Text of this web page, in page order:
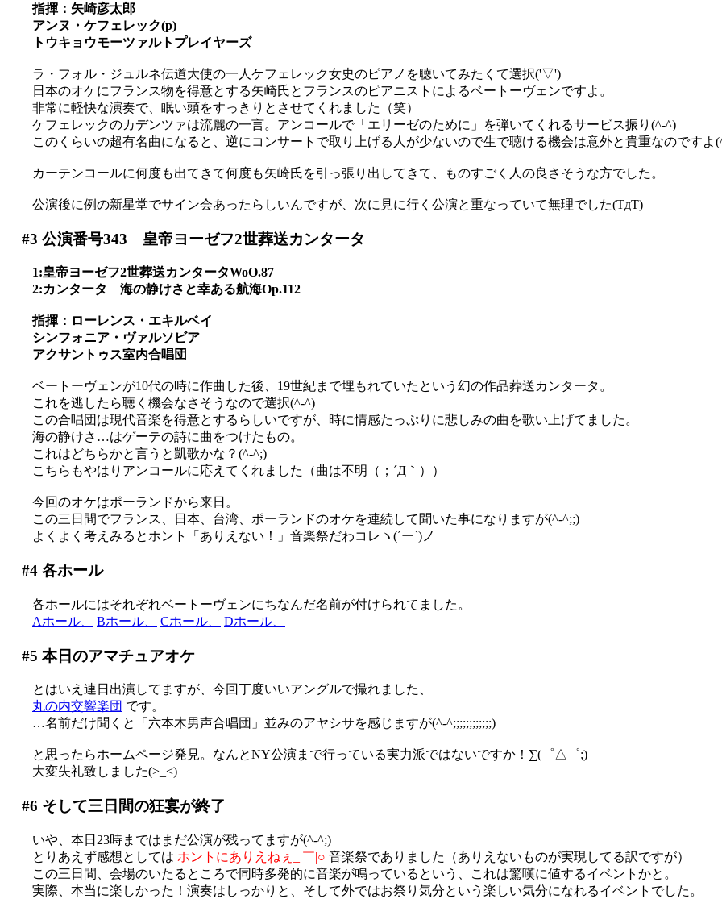
指揮：矢崎彦太郎
アンヌ・ケフェレック(p)
トウキョウモーツァルトプレイヤーズ
ラ・フォル・ジュルネ伝道大使の一人ケフェレック女史のピアノを聴いてみたくて選択('▽')
日本のオケにフランス物を得意とする矢崎氏とフランスのピアニストによるベートーヴェンですよ。
非常に軽快な演奏で、眠い頭をすっきりとさせてくれました（笑）
ケフェレックのカデンツァは流麗の一言。アンコールで「エリーゼのために」を弾いてくれるサービス振り(^-^)
このくらいの超有名曲になると、逆にコンサートで取り上げる人が少ないので生で聴ける機会は意外と貴重なのですよ
カーテンコールに何度も出てきて何度も矢崎氏を引っ張り出してきて、ものすごく人の良さそうな方でした。
公演後に例の新星堂でサイン会あったらしいんですが、次に見に行く公演と重なっていて無理でした(TдT)
#3 公演番号343 皇帝ヨーゼフ2世葬送カンタータ
1:皇帝ヨーゼフ2世葬送カンタータWoO.87
2:カンタータ 海の静けさと幸ある航海Op.112
指揮：ローレンス・エキルベイ
シンフォニア・ヴァルソビア
アクサントゥス室内合唱団
ベートーヴェンが10代の時に作曲した後、19世紀まで埋もれていたという幻の作品葬送カンタータ。
これを逃したら聴く機会なさそうなので選択(^-^)
この合唱団は現代音楽を得意とするらしいですが、時に情感たっぷりに悲しみの曲を歌い上げてました。
海の静けさ…はゲーテの詩に曲をつけたもの。
これはどちらかと言うと凱歌かな？(^-^;)
こちらもやはりアンコールに応えてくれました（曲は不明（；´Д｀））
今回のオケはポーランドから来日。
この三日間でフランス、日本、台湾、ポーランドのオケを連続して聞いた事になりますが(^-^;;)
よくよく考えみるとホント「ありえない！」音楽祭だわコレヽ(´ー`)ノ
#4各ホール
各ホールにはそれぞれベートーヴェンにちなんだ名前が付けられてました。
Aホール、
Bホール、 Cホール、 Dホール、
#5 本日のアマチュアオケ
とはいえ連日出演してますが、今回丁度いいアングルで撮れました、
丸の内交響楽団 です。
…名前だけ聞くと「六本木男声合唱団」並みのアヤシサを感じますが(^-^;;;;;;;;;;;;)
と思ったらホームページ発見。なんとNY公演まで行っている実力派ではないですか！∑(゜△゜;)
大変失礼致しました(>_<)
#6 そして三日間の狂宴が終了
いや、本日23時まではまだ公演が残ってますが(^-^;)
とりあえず感想としては ホントにありえねぇ_|￣|○ 音楽祭でありました（ありえないものが実現してる訳ですが）
この三日間、会場のいたるところで同時多発的に音楽が鳴っているという、これは驚嘆に値するイベントかと。
実際、本当に楽しかった！演奏はしっかりと、そして外ではお祭り気分という楽しい気分になれるイベントでした。